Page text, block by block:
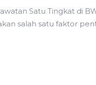
Satu Tingkat di
salah satu faktor